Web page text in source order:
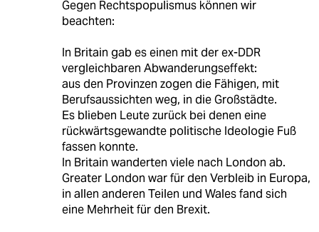
Gegen Rechtspopulismus können wir
beachten:
In Britain gab es einen mit der ex-DDR
vergleichbaren Abwanderungseffekt:
aus den Provinzen zogen die Fähigen, mit
Berufsaussichten weg, in die Großstädte.
Es blieben Leute zurück bei denen eine
rückwärtsgewandte politische Ideologie Fuß
fassen konnte.
In Britain wanderten viele nach London ab.
Greater London war für den Verbleib in Europa,
in allen anderen Teilen und Wales fand sich
eine Mehrheit für den Brexit.